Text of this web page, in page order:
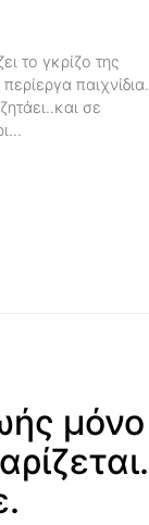
το γκρίζο της
σε
μόνο